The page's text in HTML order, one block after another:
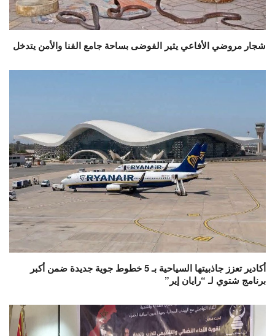
شجار مروضي الأفاعي يثير الفوضى بساحة جامع الفنا والأمن يتدخل
أكادير تعزز جاذبيتها السياحية بـ 5 خطوط جوية جديدة ضمن أكبر
برنامج شتوي لـ “رايان إير”